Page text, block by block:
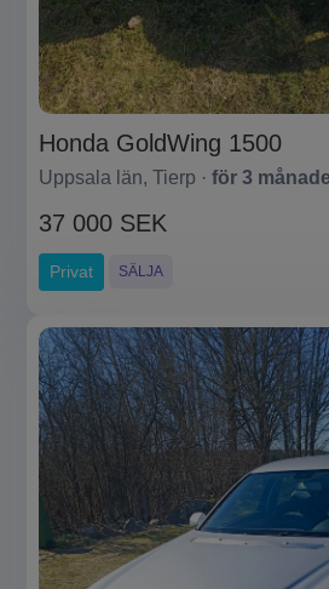
Honda GoldWing 1500
Uppsala län, Tierp · för 3
37 000 SEK
Privat SÄLJA